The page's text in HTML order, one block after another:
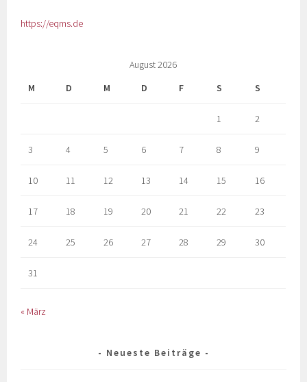
https://eqms.de
August 2026
M
D M D F S S
1 2
3 4 5 6 7 8 9
10 11 12 13 14 15 16
17 18 19 20 21 22 23
24 25 26 27 28 29 30
31
« März
Neueste Beiträge